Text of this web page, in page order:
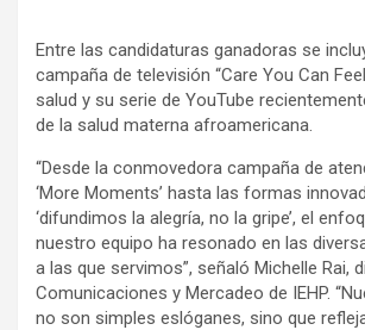
Entre las candidaturas ganadoras se
campaña de televisión “Care You Can
salud y su serie de YouTube
de la salud materna afroamericana.
“Desde la conmovedora campaña de
‘More Moments’ hasta las formas
‘difundimos la alegría, no la gripe’, el
nuestro equipo ha resonado en las
a las que servimos”, señaló Michelle Rai,
Comunicaciones y Mercadeo de IEHP.
no son simples eslóganes, sino que